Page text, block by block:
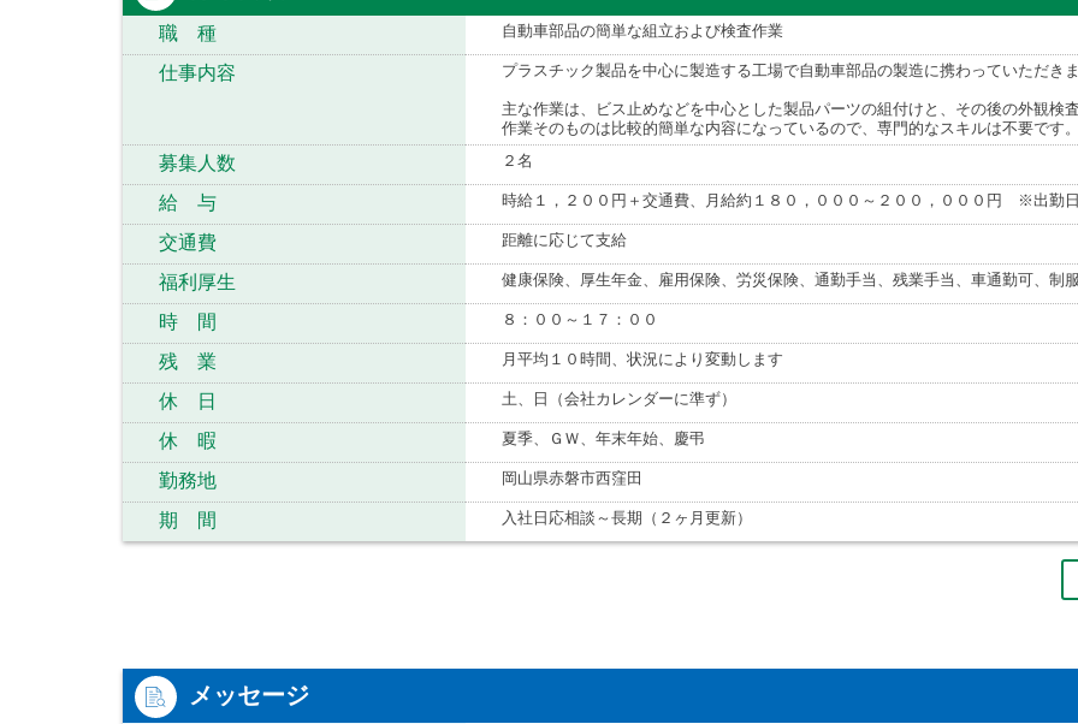
職 種 自動車部品の簡単な組立および検査作業
仕事内容 プラスチック製品を中心に製造する工場で自動車部品の製造に携わっていただき
主な作業は、ビス止めなどを中心とした製品パーツの組付けと、その後の外観検
作業そのものは比較的簡単な内容になっているので、専門的なスキルは不要です
募集人数 ２名
給 与 時給１，２００円＋交通費、月給約１８０，０００～２００，０００円 ※出勤
交通費 距離に応じて支給
福利厚生 健康保険、厚生年金、雇用保険、労災保険、通勤手当、残業手当、車通勤可、制
時 間 ８：００～１７：００
残 業 月平均１０時間、状況により変動します
休 日 土、日（会社カレンダーに準ず）
休 暇 夏季、ＧＷ、年末年始、慶弔
勤務地 岡山県赤磐市西窪田
期 間 入社日応相談～長期（２ヶ月更新）
メッセージ